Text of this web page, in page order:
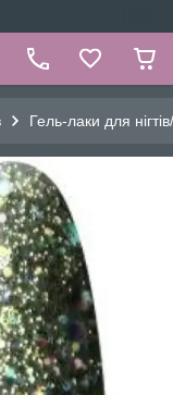
Гель-лаки для